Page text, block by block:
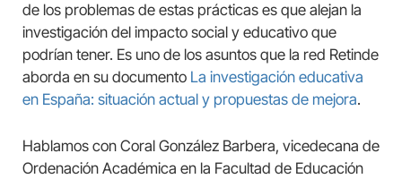
de los problemas de estas prácticas es que alejan la
investigación del impacto social y educativo que
podrían tener. Es uno de los asuntos que la red Retinde
aborda en su documento La investigación educativa
en España: situación actual y propuestas de mejora.
Hablamos con Coral González Barbera, vicedecana de
Ordenación Académica en la Facultad de Educación